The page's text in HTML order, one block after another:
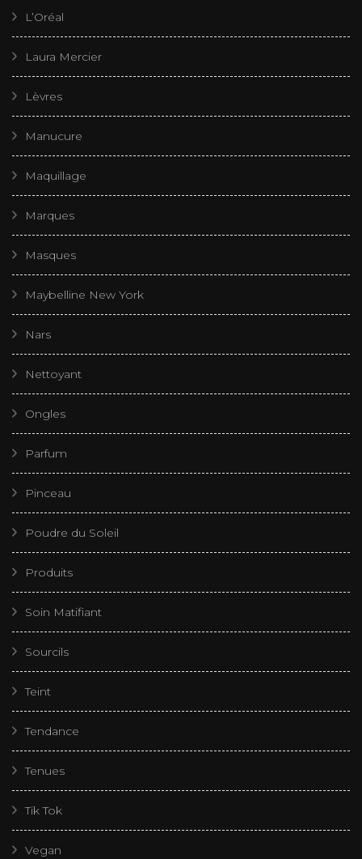
L’Oréal
Laura Mercier
Lèvres
Manucure
Maquillage
Marques
Masques
Maybelline New York
Nars
Nettoyant
Ongles
Parfum
Pinceau
Poudre du Soleil
Produits
Soin Matifiant
Sourcils
Teint
Tendance
Tenues
Tik Tok
Vegan